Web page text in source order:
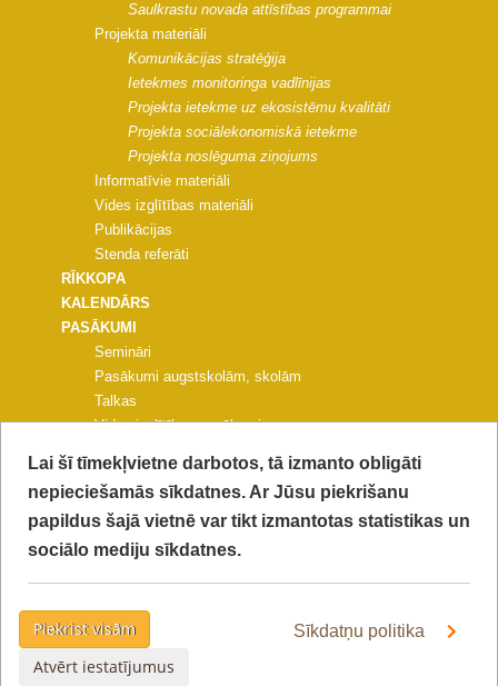
Saulkrastu novada attīstības programmai
Projekta materiāli
Komunikācijas stratēģija
Ietekmes monitoringa vadlīnijas
Projekta ietekme uz ekosistēmu kvalitāti
Projekta sociālekonomiskā ietekme
Projekta noslēguma ziņojums
Informatīvie materiāli
Vides izglītības materiāli
Publikācijas
Stenda referāti
RĪKKOPA
KALENDĀRS
PASĀKUMI
Semināri
Pasākumi augstskolām, skolām
Talkas
Vides izglītības pasākumi
Citi pasākumi
PROJEKTA KONFERENCE
FOTOGALERIJAS
KONTAKTI
PRIVĀTUMA POLITIKA
Lai šī tīmekļvietne darbotos, tā izmanto obligāti
nepieciešamās sīkdatnes. Ar Jūsu piekrišanu
papildus šajā vietnē var tikt izmantotas statistikas un
sociālo mediju sīkdatnes.
Piekrist visām
Atvērt iestatījumus
Sīkdatņu politika